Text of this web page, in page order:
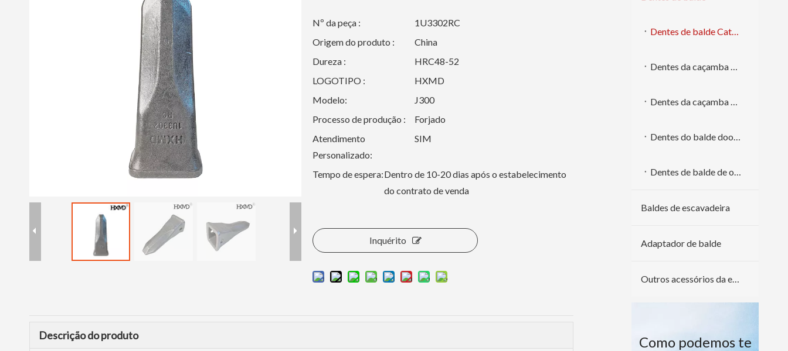
Nº da peça :
1U3302RC
Origem do produto :
China
Dureza :
HRC48-52
LOGOTIPO :
HXMD
Modelo:
J300
Processo de produção :
Forjado
Atendimento
Personalizado:
SIM
Tempo de espera:Dentro de 10-20 dias após o estabelecimento
do contrato de venda
Inquérito
Descrição do produto
Dentes de balde Caterpillar
Dentes da caçamba Komatsu
Dentes da caçamba Volvo
Dentes do balde doosan
Dentes de balde de outras marcas
Baldes de escavadeira
Adaptador de balde
Outros acessórios da escavadeira
Como podemos te